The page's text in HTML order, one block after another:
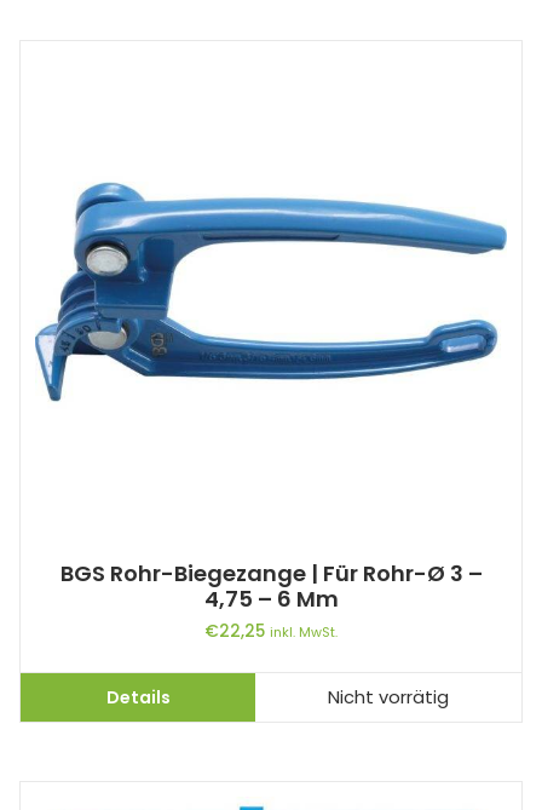
BGS Rohr-Biegezange | Für Rohr-Ø 3 –
4,75 – 6 Mm
€22,25 inkl. MwSt.
Details Nicht vorrätig